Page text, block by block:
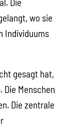
wo sie
Individuums
gesagt hat,
Die Menschen
Die zentrale